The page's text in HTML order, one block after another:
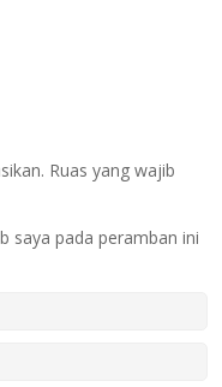
Ruas yang wajib
saya pada peramban ini